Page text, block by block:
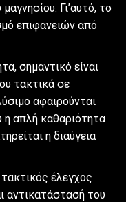
Γι’αυτό, το
επιφανειών από
σημαντικό είναι
τακτικά σε
αφαιρούνται
απλή καθαριότητα
η διαύγεια
τακτικός έλεγχος
αντικατάστασή του